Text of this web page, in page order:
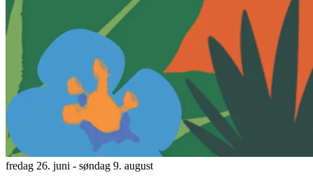
fredag 26. juni - søndag 9. august